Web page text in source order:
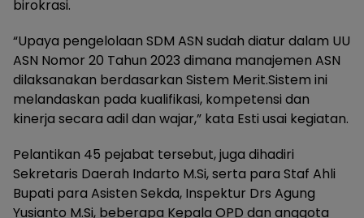
birokrasi.
“Upaya pengelolaan SDM ASN sudah diatur dalam UU
ASN Nomor 20 Tahun 2023 dimana manajemen ASN
dilaksanakan berdasarkan Sistem Merit.Sistem ini
melandaskan pada kualifikasi, kompetensi dan
kinerja secara adil dan wajar,” kata Esti usai kegiatan.
Pelantikan 45 pejabat tersebut, juga dihadiri
Sekretaris Daerah Indarto M.Si, serta para Staf Ahli
Bupati para Asisten Sekda, Inspektur Drs Agung
Yusianto M.Si, beberapa Kepala OPD dan anggota